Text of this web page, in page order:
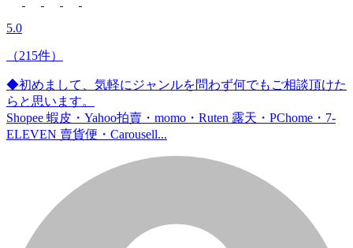
5.0
（215件）
◆初めまして、気軽にジャンルを問わず何でもご相談頂けた
らと思います。
Shopee 蝦皮・Yahoo拍賣・momo・Ruten 露天・PChome・7-
ELEVEN 賣貨便・Carousell...